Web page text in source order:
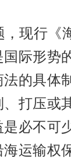
现行《
际形势
的具体
打压或
必不可
运输权